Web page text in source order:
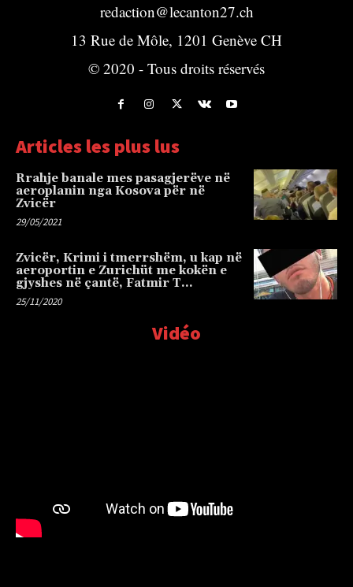
redaction@lecanton27.ch
13 Rue de Môle, 1201 Genève CH
© 2020 - Tous droits réservés
Articles les plus lus
Rrahje banale mes pasagjerëve në
aeroplanin nga Kosova për në
Zvicër
29/05/2021
Zvicër, Krimi i tmerrshëm, u kap në
aeroportin e Zurichüt me kokën e
gjyshes në çantë, Fatmir T…
25/11/2020
Vidéo